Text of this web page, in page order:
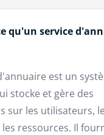
qu'un service
est un
stocke et gère des
sur les utilisateurs,
ressources. Il